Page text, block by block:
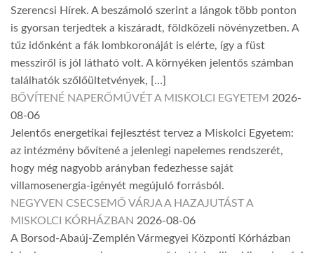
Szerencsi Hírek. A beszámoló szerint a lángok több ponton
is gyorsan terjedtek a kiszáradt, földközeli növényzetben. A
tűz időnként a fák lombkoronáját is elérte, így a füst
messziről is jól látható volt. A környéken jelentős számban
találhatók szőlőültetvények, […]
BŐVÍTENÉ NAPERŐMŰVÉT A MISKOLCI EGYETEM 2026-
08-06
Jelentős energetikai fejlesztést tervez a Miskolci Egyetem:
az intézmény bővítené a jelenlegi napelemes rendszerét,
hogy még nagyobb arányban fedezhesse saját
villamosenergia-igényét megújuló forrásból.
NEGYVEN CSECSEMŐ VÁRJA A HAZAJUTÁST A
MISKOLCI KÓRHÁZBAN 2026-08-06
A Borsod-Abaúj-Zemplén Vármegyei Központi Kórházban